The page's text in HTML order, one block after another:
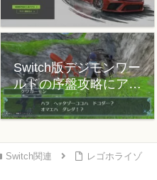
Switch版デジモンワー
ルドの序盤攻略にアド
バイス
Switch関連
レゴホライゾ